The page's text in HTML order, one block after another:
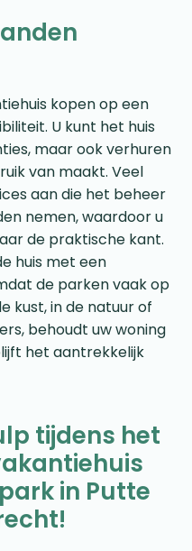
kopen op een
U kunt het huis
maar ook verhuren
van maakt. Veel
aan die het beheer
nemen, waardoor u
de praktische kant.
huis met een
de parken vaak op
kust, in de natuur of
behoudt uw woning
het aantrekkelijk
tijdens het
in Putte